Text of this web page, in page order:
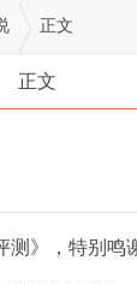
正文
正文
测》，特别鸣